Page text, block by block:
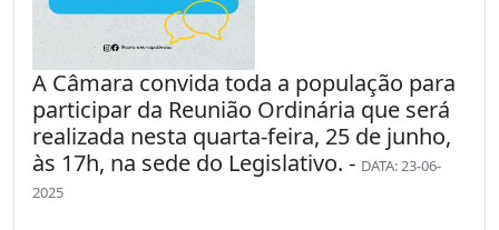
A Câmara convida toda a população para
participar da Reunião Ordinária que será
realizada nesta quarta-feira, 25 de junho,
às 17h, na sede do Legislativo. - DATA: 23-06-
2025